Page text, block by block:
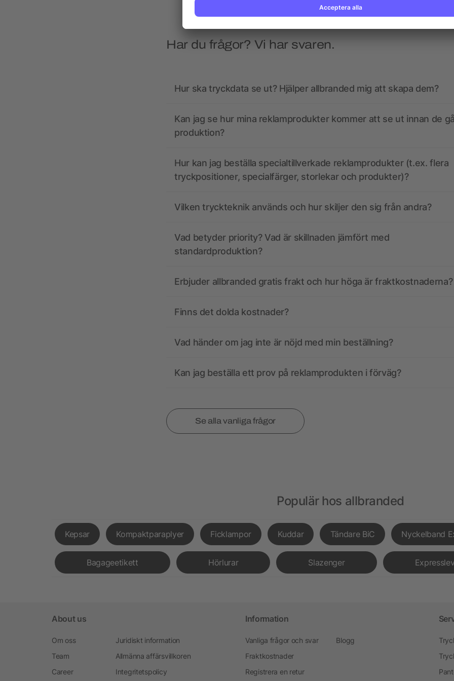
Har du frågor? Vi har svaren.
Hur ska tryckdata se ut? Hjälper allbranded mig att skapa dem?
Kan jag se hur mina reklamprodukter kommer att se ut innan de
produktion?
Hur kan jag beställa specialtillverkade reklamprodukter (t.ex. flera
tryckpositioner, specialfärger, storlekar och produkter)?
Vilken tryckteknik används och hur skiljer den sig från andra?
Vad betyder priority? Vad är skillnaden jämfört med
standardproduktion?
Erbjuder allbranded gratis frakt och hur höga är fraktkostnaderna?
Finns det dolda kostnader?
Vad händer om jag inte är nöjd med min beställning?
Kan jag beställa ett prov på reklamprodukten i förväg?
Se alla vanliga frågor
Populär hos allbranded
Kepsar Kompaktparaplyer Ficklampor Kuddar Tändare BiC Nyckelband
Bagageetikett Hörlurar Slazenger
About us
Om oss
Team
Career
Juridiskt information
Allmänna affärsvillkoren
Integritetspolicy
Information
Vanliga frågor och svar
Fraktkostnader
Registrera en retur
Blogg